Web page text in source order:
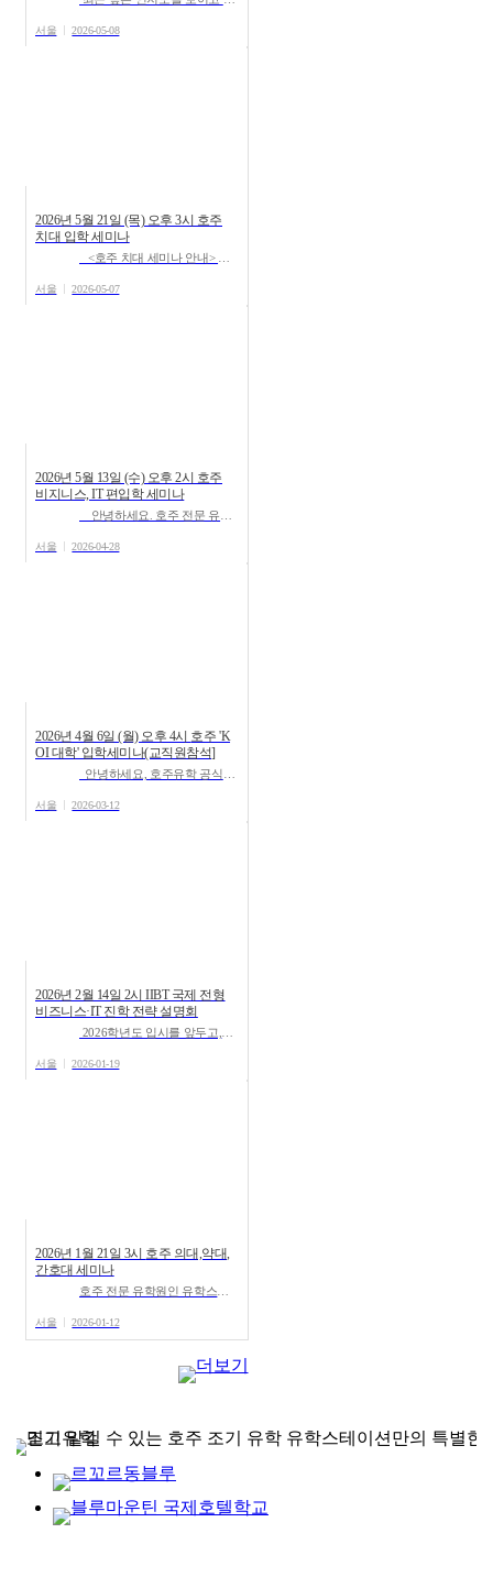
서울 2026-05-08
2026년 5월 21일 (목) 오후 3시 호주
치대 입학 세미나
서울 2026-05-07
2026년 5월 13일 (수) 오후 2시 호주
비지니스, IT 편입학 세미나
안녕하세요. 호주 전문 유학원인 유학스테이션에서 비지니스 및 IT 관련 전공으로 호주 유학을 ...
서울 2026-04-28
2026년 4월 6일 (월) 오후 4시 호주 'K
OI 대학​' 입학세미나(교직원참석]
서울 2026-03-12
2026년 2월 14일 2시 IIBT 국제 전형
비즈니스·IT 진학 전략 설명회
서울 2026-01-19
2026년 1월 21일 3시 호주 의대,약대,
간호대 세미나
서울 2026-01-12